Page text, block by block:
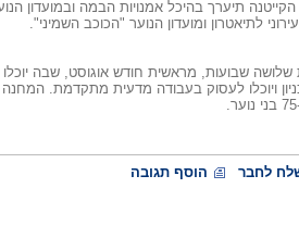
לתיאטרון ומועדון הנוער "הכוכב השמיני".
שלושה שבועות, מראשית חודש אוגוסט, שבה
ויוכלו לעסוק בעבודה מדעית מתקדמת. המחנה
לחבר הוסף תגובה